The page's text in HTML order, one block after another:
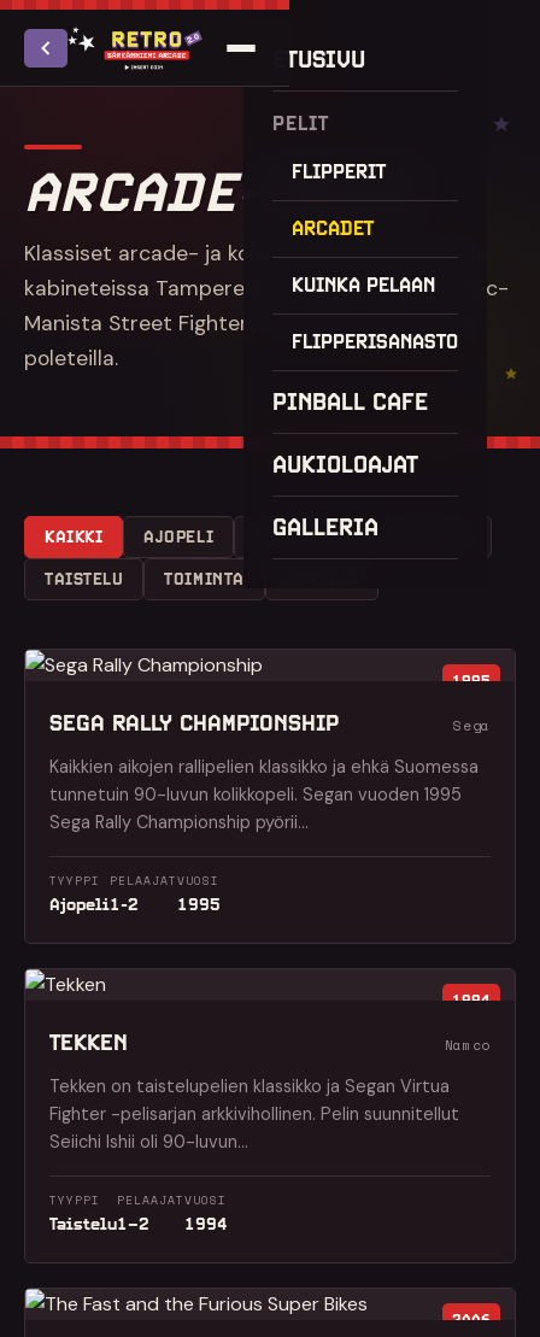
ETUSIVU
PELIT
FLIPPERIT
ARCADET
KUINKA PELAAN
FLIPPERISANASTO
PINBALL CAFE
AUKIOLOAJAT
GALLERIA
ARCADE-PELIT
Klassiset arcade- ja kolikkopelit alkuperäisissä
kabineteissa Tampereen Särkänniemessä – Pac-
Manista Street Fighteriin. Kaikki pelit toimivat
poleteilla.
KAIKKI AJOPELI AVARUUS LABYRINTTI
TAISTELU TOIMINTA
1995
SEGA RALLY CHAMPIONSHIP Sega
Kaikkien aikojen rallipelien klassikko ja ehkä Suomessa
tunnetuin 90-luvun kolikkopeli. Segan vuoden 1995
Sega Rally Championship pyörii…
TYYPPI
Ajopeli
PELAAJAT
1-2
VUOSI
1995
1994
TEKKEN Namco
Tekken on taistelupelien klassikko ja Segan Virtua
Fighter -pelisarjan arkkivihollinen. Pelin suunnitellut
Seiichi Ishii oli 90-luvun…
TYYPPI
Taistelu
PELAAJAT
1–2
VUOSI
1994
2006